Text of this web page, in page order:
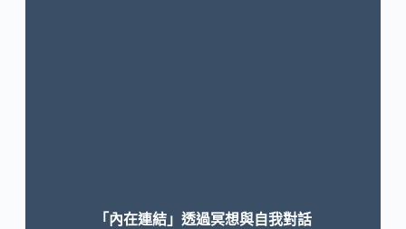
「內在連結」透過冥想與自我對話